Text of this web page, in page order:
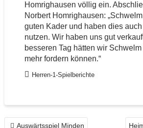
Homrighausen völlig ein.
Norbert Homrighausen:
guten Kader und haben dies
nutzen. Wir haben uns gut
besseren Tag hätten wir
mehr fordern können.“
Herren-1-Spielberichte
BEITRAGSNAVIGATION
Auswärtsspiel Minden